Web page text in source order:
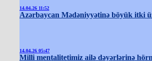
14.04.26 11:52
Azərbaycan Mədəniyyətinə böyük itki
14.04.26 05:47
Milli mentalitetimiz ailə dəyərlərinə